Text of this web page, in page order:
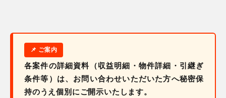
各案件の詳細資料（収益明細・物件詳細・引継ぎ
条件等）は、お問い合わせいただいた方へ秘密保
持のうえ個別にご開示いたします。